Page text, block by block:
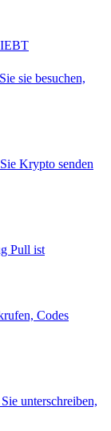
sie besuchen,
Krypto senden
Pull ist
Codes
unterschreiben,